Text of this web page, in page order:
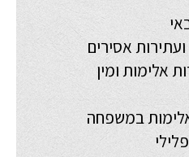
אסירים
אלימות ומין
במשפחה